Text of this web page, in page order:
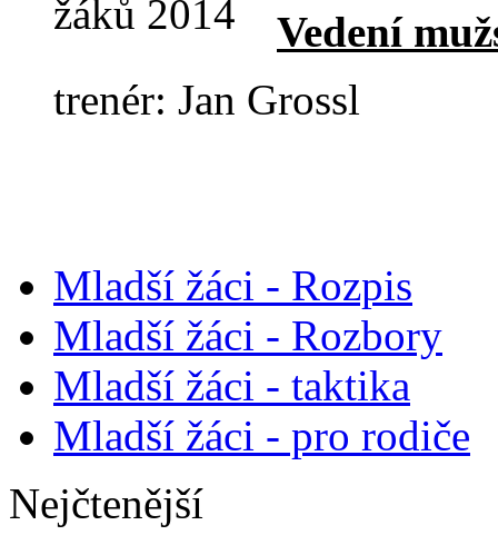
Vedení
trenér: Jan Grossl
Mladší žáci - Rozpis
Mladší žáci - Rozbory
Mladší žáci - taktika
Mladší žáci - pro rodiče
Nejčtenější